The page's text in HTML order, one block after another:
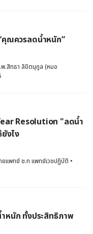
ณควรลดน้ำหนัก”
.สิทธา ลิขิตนุกูล (หมอ
Resolution "ลดน้ำ
งไง
ยแพทย์ ช.ท แพทย์เวชปฏิบัติ •
หนัก ทั้งประสิทธิภาพ